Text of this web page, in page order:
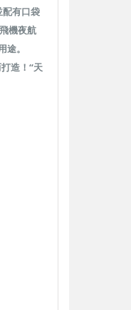
有口袋
機夜航
。
造！“天